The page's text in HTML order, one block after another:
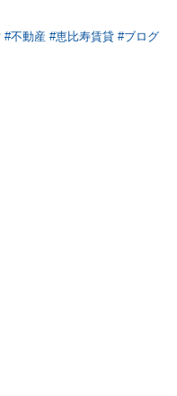
#不動産 #恵比寿賃貸 #ブログ